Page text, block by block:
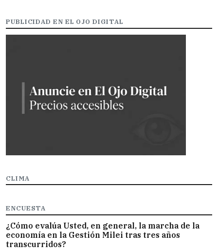
PUBLICIDAD EN EL OJO DIGITAL
CLIMA
ENCUESTA
¿Cómo evalúa Usted, en general, la marcha de la
economía en la Gestión Milei tras tres años
transcurridos?